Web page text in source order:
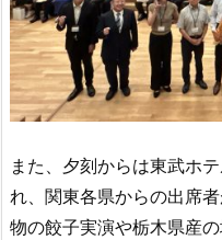
また、夕刻からは東武ホ
れ、関東各県からの出席
物の餃子実演や栃木県産